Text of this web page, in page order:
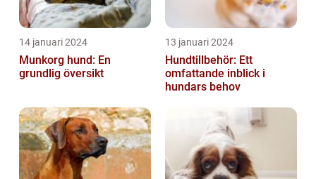
14 januari 2024
Munkorg hund: En
grundlig översikt
13 januari 2024
Hundtillbehör: Ett
omfattande inblick i
hundars behov